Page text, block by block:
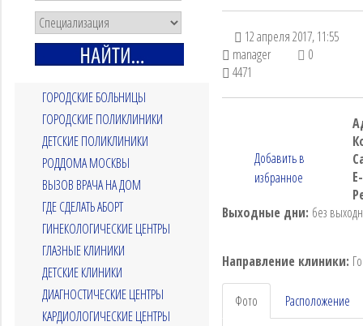
12 апреля 2017, 11:55
manager
0
4471
Добавить в
избранное
Выходные дни: без
Направление клиники:
Фото Расположение
ГОРОДСКИЕ БОЛЬНИЦЫ
ГОРОДСКИЕ ПОЛИКЛИНИКИ
ДЕТСКИЕ ПОЛИКЛИНИКИ
РОДДОМА МОСКВЫ
ВЫЗОВ ВРАЧА НА ДОМ
ГДЕ СДЕЛАТЬ АБОРТ
ГИНЕКОЛОГИЧЕСКИЕ ЦЕНТРЫ
ГЛАЗНЫЕ КЛИНИКИ
ДЕТСКИЕ КЛИНИКИ
ДИАГНОСТИЧЕСКИЕ ЦЕНТРЫ
КАРДИОЛОГИЧЕСКИЕ ЦЕНТРЫ